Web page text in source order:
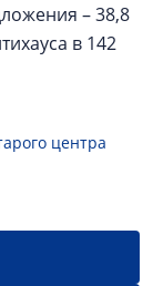
– 38,8
в 142
центра